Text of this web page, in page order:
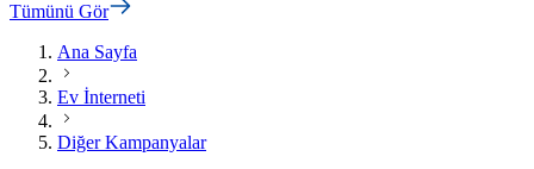
Tümünü Gör
Ana Sayfa
Ev İnterneti
Diğer Kampanyalar